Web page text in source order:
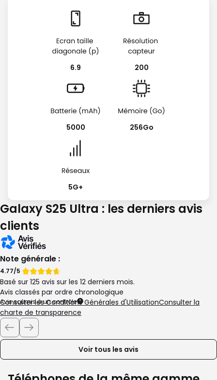
6.9 200
5000 256Go
5G+
Galaxy S25 Ultra : les derniers avis
clients
Note générale :
Note
de
Note
de
4.77/5
Basé sur 125 avis sur les 12 derniers mois.
Avis classés par ordre chronologique
Avis soumis à un contrôle
Consulter les Conditions Générales d'UtilisationConsulter la
charte de transparence
Voir tous les avis